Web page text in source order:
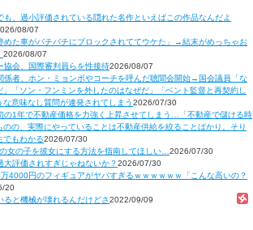
も、過小評価されている隠れた名作といえばこの作品なんだよ
08/07
めた車がバチバチにブロックされててウケた」→結末がめっちゃお
2026/08/07
協会、国際審判員らを性接待2026/08/07
係者、ホン・ミョンボやコーチを呼んだ聴聞会開始→国会議員「な
「ソン・フンミンを外したのはなぜだ」「ベント監督と再契約し
意味なし質問が連発されてしまう2026/07/30
の1年で不動産価格を力強く上昇させてしまう…「不動産で儲ける時
の、実際にやっていることは不動産供給を絞ることばかり。そり
でもわかる2026/07/30
女の子を彼女にする方法を指南してほしい…2026/07/30
評価されすぎじゃねないか？2026/07/30
4000円のフィギュアがヤバすぎるｗｗｗｗｗｗ「こんな高いの？
20
ると機械が壊れるんだけどさ2022/09/09